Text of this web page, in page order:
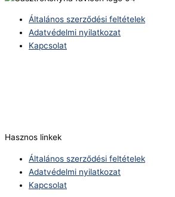
Általános szerződési feltételek
Adatvédelmi nyilatkozat
Kapcsolat
Hasznos linkek
Általános szerződési feltételek
Adatvédelmi nyilatkozat
Kapcsolat